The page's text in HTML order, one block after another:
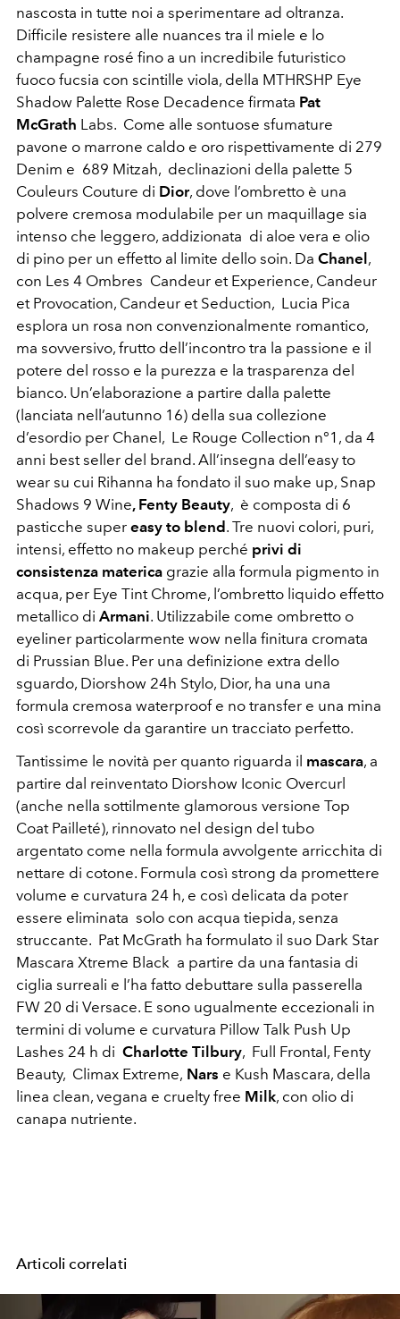
nascosta in tutte noi a sperimentare ad oltranza.
Difficile resistere alle nuances tra il miele e lo
champagne rosé fino a un incredibile futuristico
fuoco fucsia con scintille viola, della MTHRSHP Eye
Shadow Palette Rose Decadence firmata Pat
McGrath Labs. Come alle sontuose sfumature
pavone o marrone caldo e oro rispettivamente di 279
Denim e 689 Mitzah, declinazioni della palette 5
Couleurs Couture di Dior, dove l’ombretto è una
polvere cremosa modulabile per un maquillage sia
intenso che leggero, addizionata di aloe vera e olio
di pino per un effetto al limite dello soin. Da Chanel,
con Les 4 Ombres Candeur et Experience, Candeur
et Provocation, Candeur et Seduction, Lucia Pica
esplora un rosa non convenzionalmente romantico,
ma sovversivo, frutto dell’incontro tra la passione e il
potere del rosso e la purezza e la trasparenza del
bianco. Un’elaborazione a partire dalla palette
(lanciata nell’autunno 16) della sua collezione
d’esordio per Chanel, Le Rouge Collection n°1, da 4
anni best seller del brand. All’insegna dell’easy to
wear su cui Rihanna ha fondato il suo make up, Snap
Shadows 9 Wine, Fenty Beauty, è composta di 6
pasticche super easy to blend. Tre nuovi colori, puri,
intensi, effetto no makeup perché privi di
consistenza materica grazie alla formula pigmento in
acqua, per Eye Tint Chrome, l’ombretto liquido effetto
metallico di Armani. Utilizzabile come ombretto o
eyeliner particolarmente wow nella finitura cromata
di Prussian Blue. Per una definizione extra dello
sguardo, Diorshow 24h Stylo, Dior, ha una una
formula cremosa waterproof e no transfer e una mina
così scorrevole da garantire un tracciato perfetto.
Tantissime le novità per quanto riguarda il mascara, a
partire dal reinventato Diorshow Iconic Overcurl
(anche nella sottilmente glamorous versione Top
Coat Pailleté), rinnovato nel design del tubo
argentato come nella formula avvolgente arricchita di
nettare di cotone. Formula così strong da promettere
volume e curvatura 24 h, e così delicata da poter
essere eliminata solo con acqua tiepida, senza
struccante. Pat McGrath ha formulato il suo Dark Star
Mascara Xtreme Black a partire da una fantasia di
ciglia surreali e l’ha fatto debuttare sulla passerella
FW 20 di Versace. E sono ugualmente eccezionali in
termini di volume e curvatura Pillow Talk Push Up
Lashes 24 h di Charlotte Tilbury, Full Frontal, Fenty
Beauty, Climax Extreme, Nars e Kush Mascara, della
linea clean, vegana e cruelty free Milk, con olio di
canapa nutriente.
Articoli correlati